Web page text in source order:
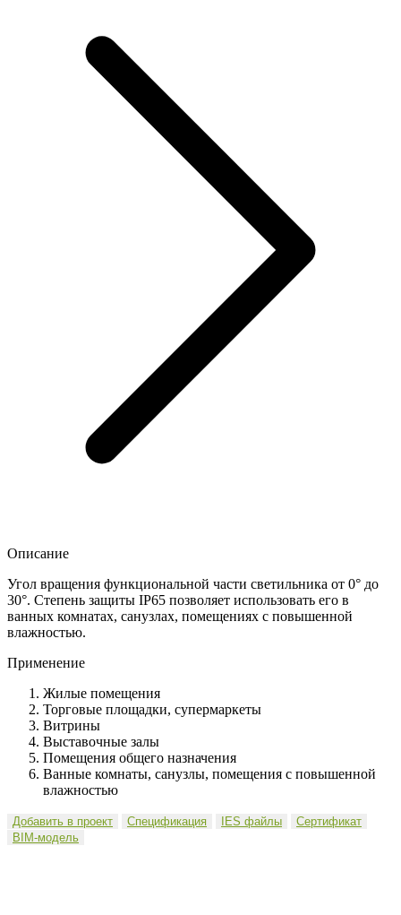
Описание
Угол вращения функциональной части светильника от 0° до
30°. Степень защиты IP65 позволяет использовать его в
ванных комнатах, санузлах, помещениях с повышенной
влажностью.
Применение
Жилые помещения
Торговые площадки, супермаркеты
Витрины
Выставочные залы
Помещения общего назначения
Ванные комнаты, санузлы, помещения с повышенной
влажностью
Добавить в проект Спецификация IES файлы
Сертификат
BIM-модель